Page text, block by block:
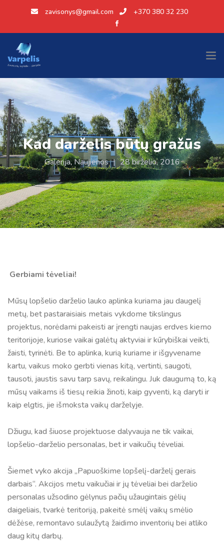
zavisonys@gmail.com +370 380 32 230
Kad darželis būtų gražūs
Galerija,Naujienos | 28 birželio, 2016
Gerbiami tėveliai!
Mūsų lopšelio darželio lauko aplinka kuriama jau daugelį
metų, bet pastaraisiais metais vykdome tikslingus
projektus, norėdami pakeisti ar įrengti naujas erdves kiemo
teritorijoje, kuriose vaikai galėtų aktyviai ir kūrybiškai veikti,
žaisti, tyrinėti. Be to aplinka, kurią kuriame ir išgyvename
kartu, vaikus moko gerbti vienas kitą, vertinti, saugoti,
tausoti, jaustis savu tarp savų, reikalingu. Juk daugumą to, ką
mūsų vaikams iš tiesų reikia žinoti, kaip gyventi, ką daryti ir
kaip elgtis, jie išmoksta vaikų darželyje.
Džiugu, kad šiuose projektuose dalyvauja ne tik vaikai,
lopšelio-darželio personalas, bet ir vaikučių tėveliai.
Šiemet vyko akcija „Papuoškime lopšelį-darželį gerais
darbais“. Akcijos metu vaikučiai ir jų tėveliai bei darželio
personalas užsodino gėlynus pačių užaugintais gėlių
daigeliais, tvarkė teritoriją, pakeitė smėlį vaikų smėlio
dėžėse, remontavo sulaužytą žaidimo inventorių bei atliko
daug kitų darbų.